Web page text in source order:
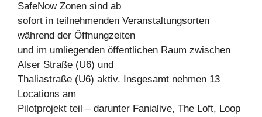
SafeNow Zonen sind ab
sofort in teilnehmenden Veranstaltungsorten
während der Öffnungzeiten
und im umliegenden öffentlichen Raum zwischen
Alser Straße (U6) und
Thaliastraße (U6) aktiv. Insgesamt nehmen 13
Locations am
Pilotprojekt teil – darunter Fanialive, The Loft, Loop